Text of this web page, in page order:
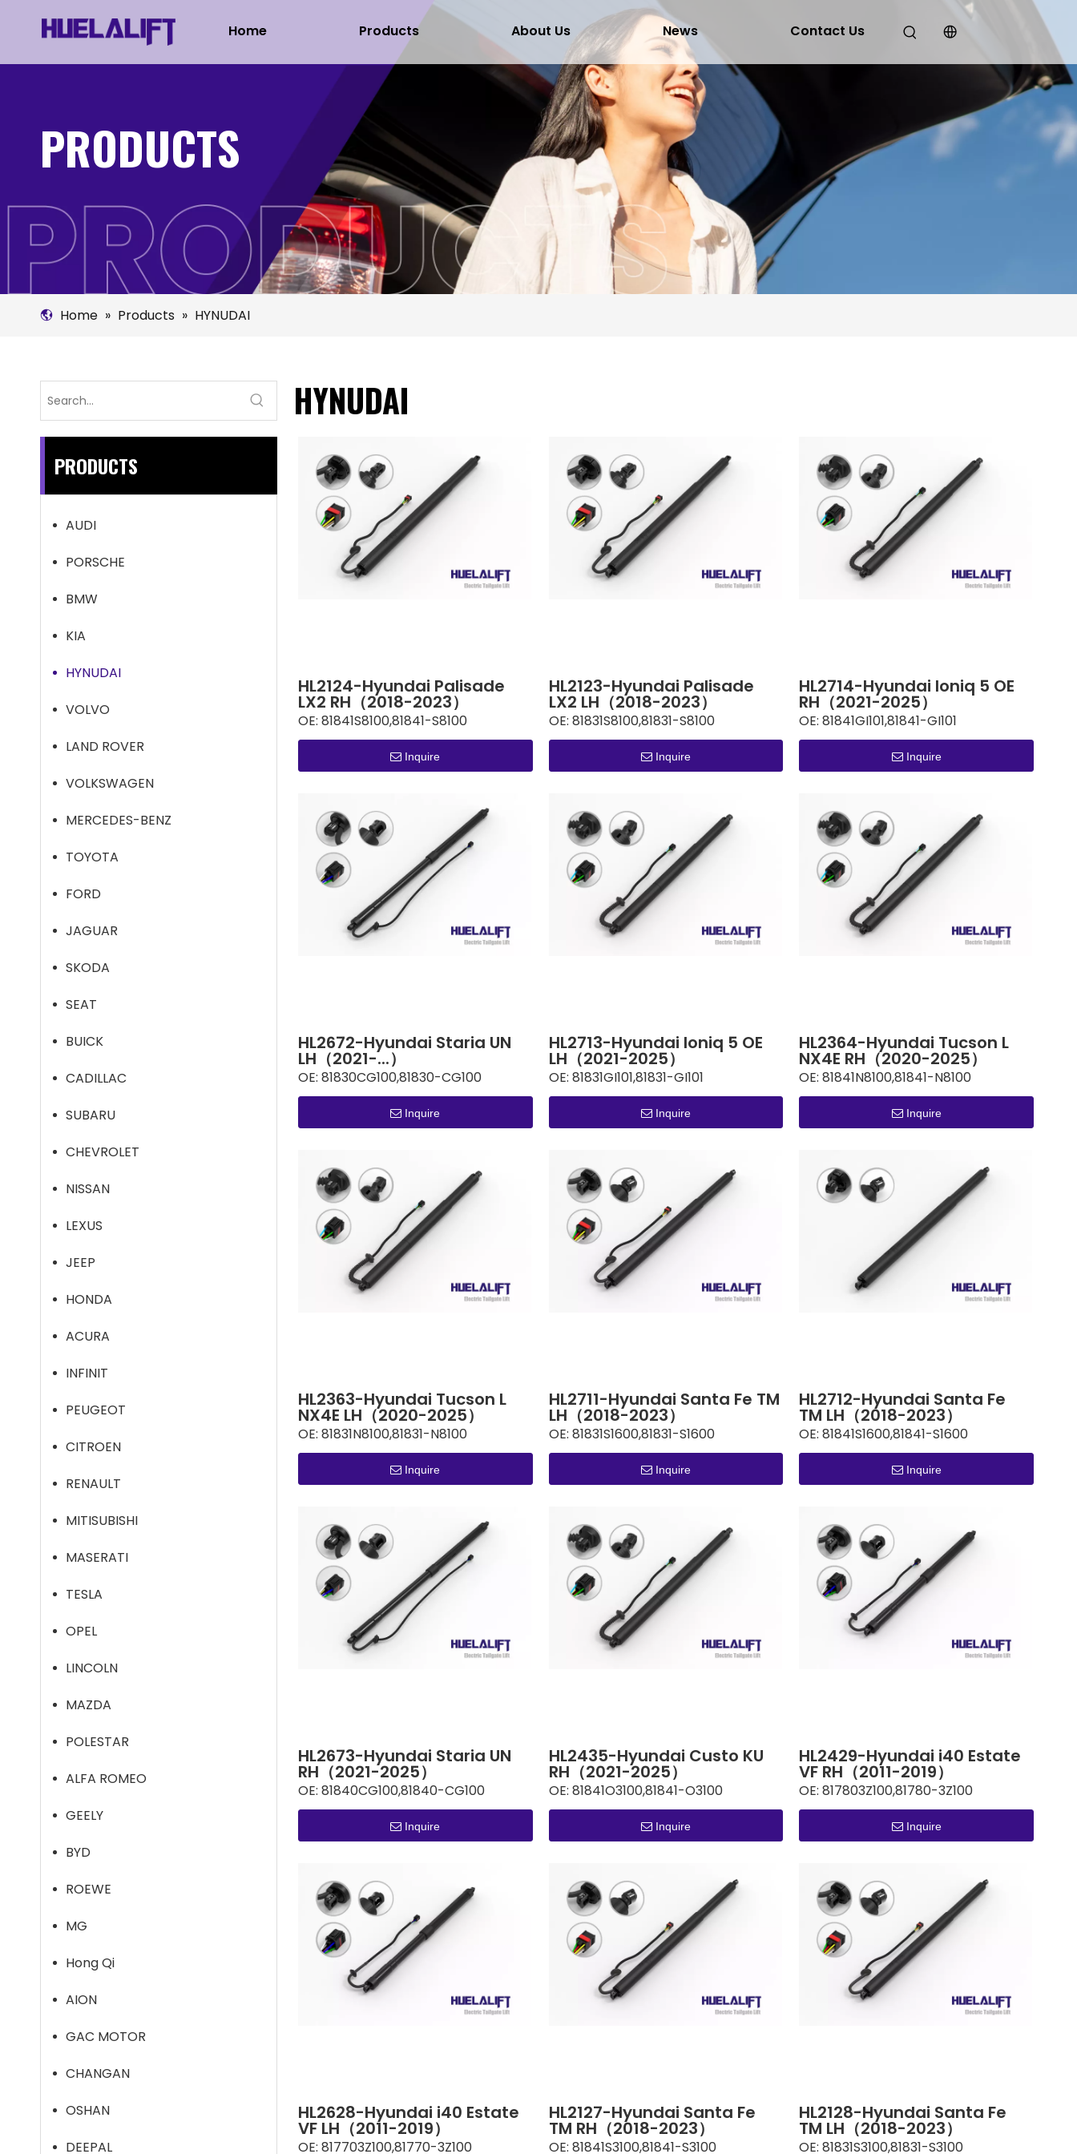
Home Products About Us News Contact Us
PRODUCTS
Home » Products » HYNUDAI
PRODUCTS
AUDI
PORSCHE
BMW
KIA
HYNUDAI
VOLVO
LAND ROVER
VOLKSWAGEN
MERCEDES-BENZ
TOYOTA
FORD
JAGUAR
SKODA
SEAT
BUICK
CADILLAC
SUBARU
CHEVROLET
NISSAN
LEXUS
JEEP
HONDA
ACURA
INFINIT
PEUGEOT
CITROEN
RENAULT
MITISUBISHI
MASERATI
TESLA
OPEL
LINCOLN
MAZDA
POLESTAR
ALFA ROMEO
GEELY
BYD
ROEWE
MG
Hong Qi
AION
GAC MOTOR
CHANGAN
OSHAN
DEEPAL
HYNUDAI
HL2124-Hyundai Palisade
LX2 RH（2018-2023）
OE: 81841S8100,81841-S8100
Inquire
HL2123-Hyundai Palisade
LX2 LH（2018-2023）
OE: 81831S8100,81831-S8100
Inquire
HL2714-Hyundai Ioniq 5 OE
RH（2021-2025）
OE: 81841GI101,81841-GI101
Inquire
HL2672-Hyundai Staria UN
LH（2021-...）
OE: 81830CG100,81830-CG100
Inquire
HL2713-Hyundai Ioniq 5 OE
LH（2021-2025）
OE: 81831GI101,81831-GI101
Inquire
HL2364-Hyundai Tucson L
NX4E RH（2020-2025）
OE: 81841N8100,81841-N8100
Inquire
HL2363-Hyundai Tucson L
NX4E LH（2020-2025）
OE: 81831N8100,81831-N8100
Inquire
HL2711-Hyundai Santa Fe TM
LH（2018-2023）
OE: 81831S1600,81831-S1600
Inquire
HL2712-Hyundai Santa Fe
TM LH（2018-2023）
OE: 81841S1600,81841-S1600
Inquire
HL2673-Hyundai Staria UN
RH（2021-2025）
OE: 81840CG100,81840-CG100
Inquire
HL2435-Hyundai Custo KU
RH（2021-2025）
OE: 81841O3100,81841-O3100
Inquire
HL2429-Hyundai i40 Estate
VF RH（2011-2019）
OE: 817803Z100,81780-3Z100
Inquire
HL2628-Hyundai i40 Estate
VF LH（2011-2019）
OE: 817703Z100,81770-3Z100
HL2127-Hyundai Santa Fe
TM RH（2018-2023）
OE: 81841S3100,81841-S3100
HL2128-Hyundai Santa Fe
TM LH（2018-2023）
OE: 81831S3100,81831-S3100